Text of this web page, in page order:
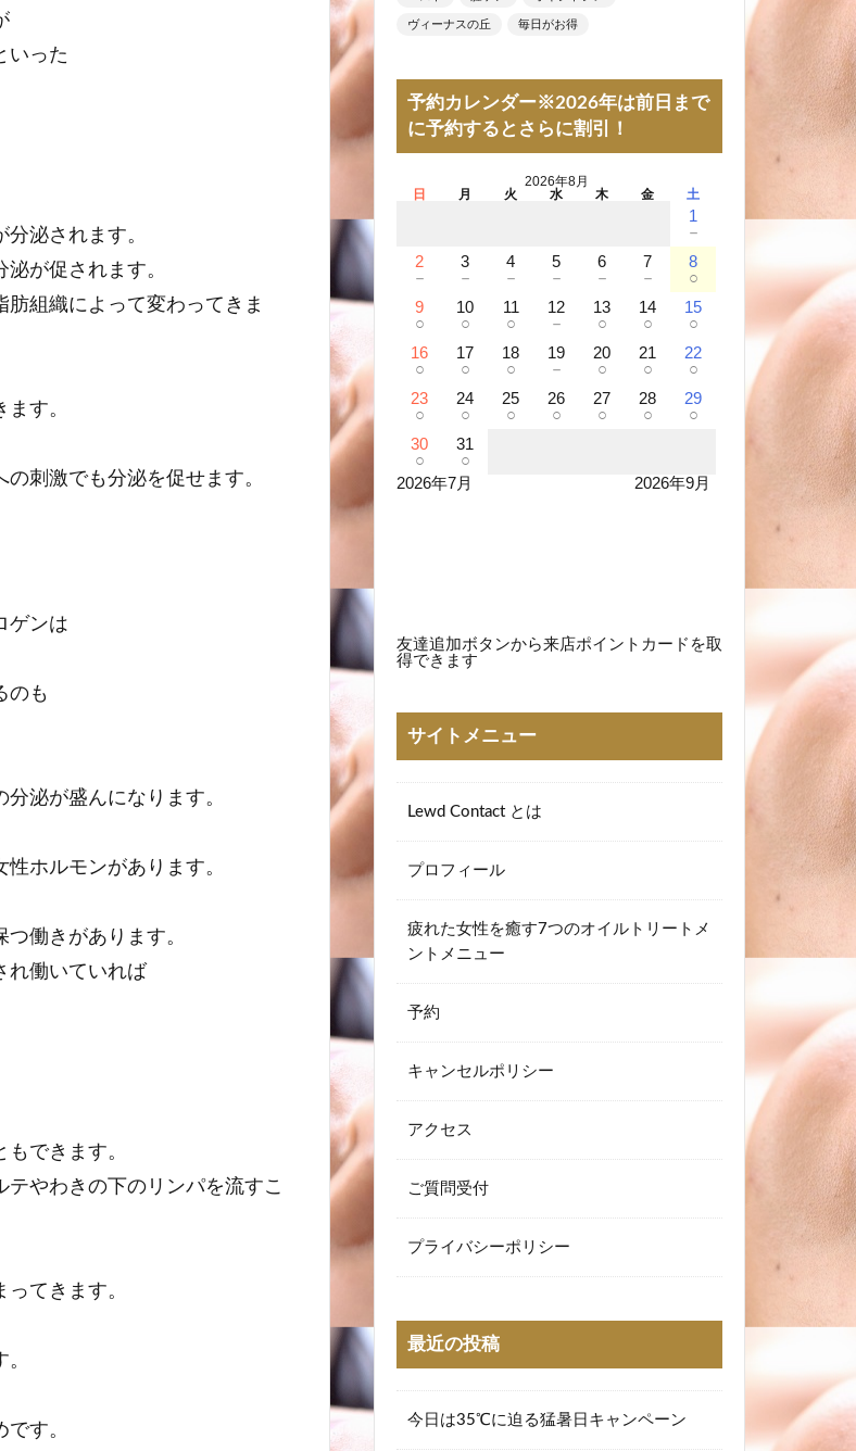
いった
泌されます。
が促されます。
組織によって変わってきま
す。
刺激でも分泌を促せます。
ゲンは
のも
泌が盛んになります。
ホルモンがあります。
働きがあります。
れ働いていれば
できます。
やわきの下のリンパを流すこ
てきます。
す。
ヴィーナスの丘 毎日がお得
予約カレンダー※2026年は前日まで
に予約するとさらに割引！
2026年8月
日
月 火 水 木 金 土
1
－
2
－
3
－
4
－
5
－
6
－
7
－
8
○
9
○
10
○
11
○
12
－
13
○
14
○
15
○
16
○
17
○
18
○
19
－
20
○
21
○
22
○
23
○
24
○
25
○
26
○
27
○
28
○
29
○
30
○
31
○
2026年7月
2026年9月
友達追加ボタンから来店ポイントカードを取
サイトメニュー
疲れた女性を癒す7つのオイルトリートメ
最近の投稿